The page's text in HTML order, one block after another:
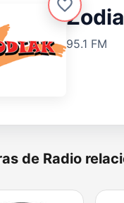
95.1 FM
de Radio